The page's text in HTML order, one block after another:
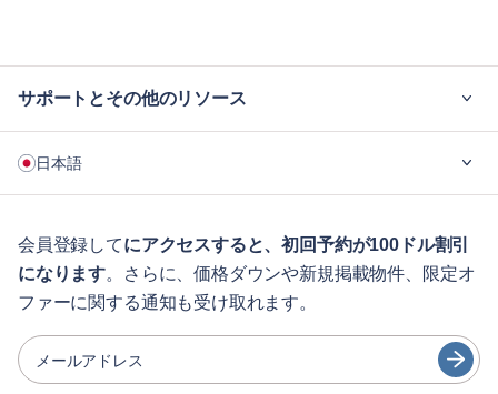
サポートとその他のリソース
企業向け
ゲスト向け特典サービス
シティガイド
パートナー
家具レンタル事業者
日本語
English
Português
Español
会員登録してにアクセスすると、初回予約が100ドル割引
になります。さらに、価格ダウンや新規掲載物件、限定オ
ファーに関する通知も受け取れます。
メールアドレス